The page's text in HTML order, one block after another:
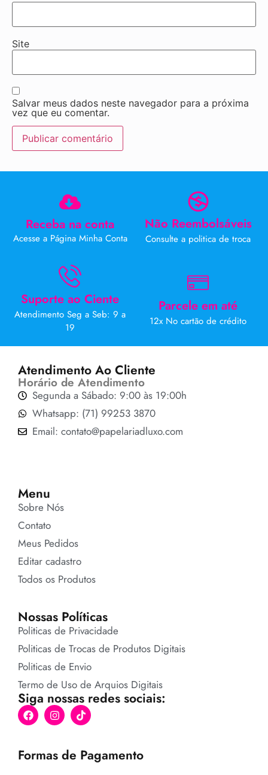
Site
Salvar meus dados neste navegador para a próxima
vez que eu comentar.
Receba na conta
Acesse a Página Minha Conta
Não Reembolsáveis
Consulte a politica de troca
Suporte ao Ciente
Atendimento Seg a Seb: 9 a
19
Parcele em até
12x No cartão de crédito
Atendimento Ao Cliente
Horário de Atendimento
Segunda a Sábado: 9:00 às 19:00h
Whatsapp: (71) 99253 3870
Email: contato@papelariadluxo.com
Menu
Sobre Nós
Contato
Meus Pedidos
Editar cadastro
Todos os Produtos
Nossas Políticas
Politicas de Privacidade
Politicas de Trocas de Produtos Digitais
Politicas de Envio
Termo de Uso de Arquios Digitais
Siga nossas redes sociais:
Formas de Pagamento